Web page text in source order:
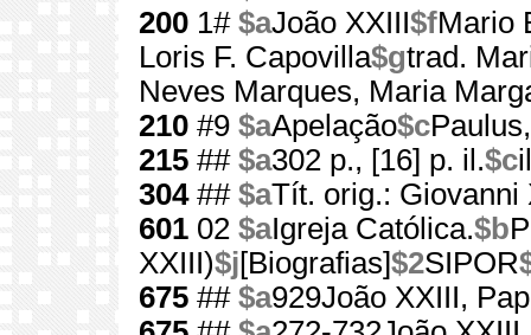
200 1# $aJoão XXIII$fMario
Loris F. Capovilla$gtrad.
Neves Marques, Maria
210 #9 $aApelação$cPaulus,
215 ## $a302 p., [16] p. il.$c
304## $aTít. orig.: Giovanni
601 02 $aIgreja Católica.$b
XXIII)$j[Biografias]$2SIPOR
675 ## $a929João XXIII,